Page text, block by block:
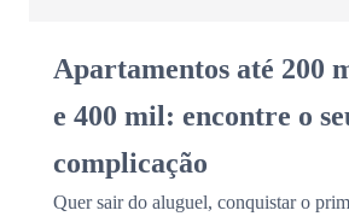
Apartamentos até 200
e 400 mil: encontre o
complicação
Quer sair do aluguel, conquistar o